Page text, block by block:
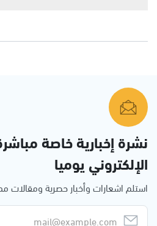
نشرة إخبارية خاصة
الإلكتروني يوميا
استلم اشعارات وأخبار حصرية